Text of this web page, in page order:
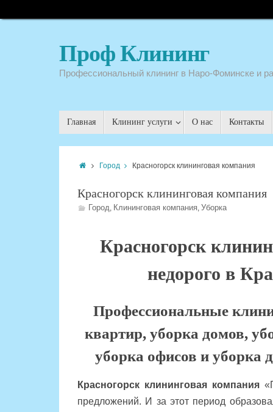
Проф Клининг
Профессиональный клининг в Наро-Фоминске и
Главная Клининг услуги О нас Контакты
Город Красногорск клининговая компания
Красногорск клининговая компания
Город, Клининговая компания,Уборка
Красногорск
недорого в
Профессиональные
квартир, уборка домов,
уборка офисов и уборка
Красногорск клининговая компания
предложений. И за этот период